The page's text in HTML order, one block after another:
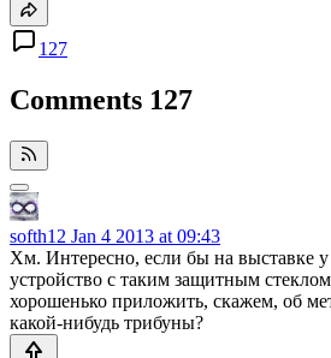
127
Comments 127
softh12 Jan 4 2013 at 09:43
Хм. Интересно, если бы на выставке
устройство с таким защитным
хорошенько приложить, скажем, об
какой-нибудь трибуны?